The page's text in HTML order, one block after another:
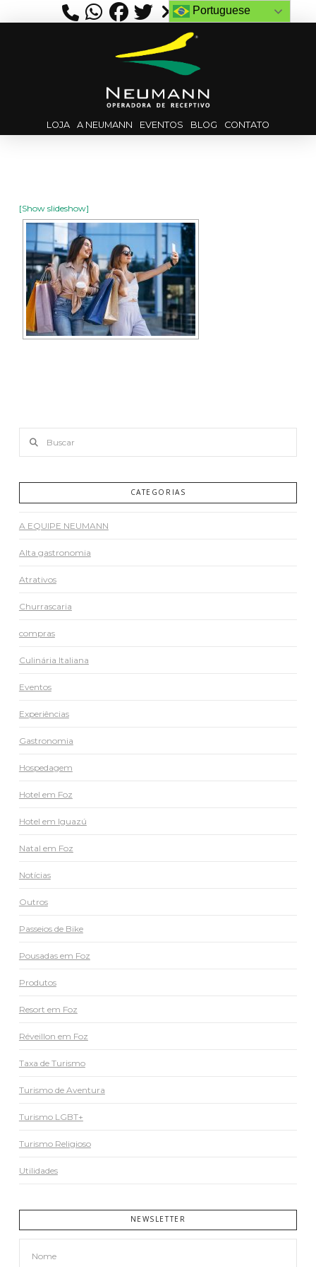
LOJA A NEUMANN EVENTOS BLOG CONTATO
[Show slideshow]
CATEGORIAS
A EQUIPE NEUMANN
Alta gastronomia
Atrativos
Churrascaria
compras
Culinária Italiana
Eventos
Experiências
Gastronomia
Hospedagem
Hotel em Foz
Hotel em Iguazú
Natal em Foz
Notícias
Outros
Passeios de Bike
Pousadas em Foz
Produtos
Resort em Foz
Réveillon em Foz
Taxa de Turismo
Turismo de Aventura
Turismo LGBT+
Turismo Religioso
Utilidades
NEWSLETTER
Portuguese